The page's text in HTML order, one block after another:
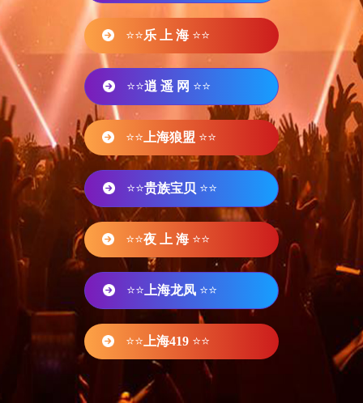
⭐⭐乐 上 海 ⭐⭐
⭐⭐逍 遥 网 ⭐⭐
⭐⭐ 上海狼盟 ⭐⭐
⭐⭐贵族宝贝 ⭐⭐
⭐⭐夜 上 海 ⭐⭐
⭐⭐ 上海龙凤 ⭐⭐
⭐⭐ 上海419 ⭐⭐